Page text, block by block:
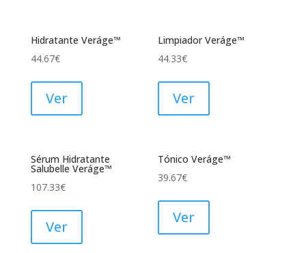
Hidratante Veráge™
44.67€
Ver
Limpiador Veráge™
44.33€
Ver
Sérum Hidratante
Salubelle Veráge™
107.33€
Ver
Tónico Veráge™
39.67€
Ver